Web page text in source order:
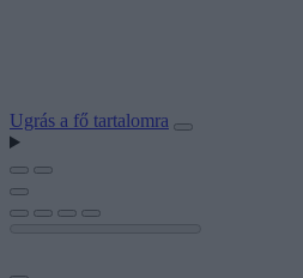
Ugrás a fő tartalomra